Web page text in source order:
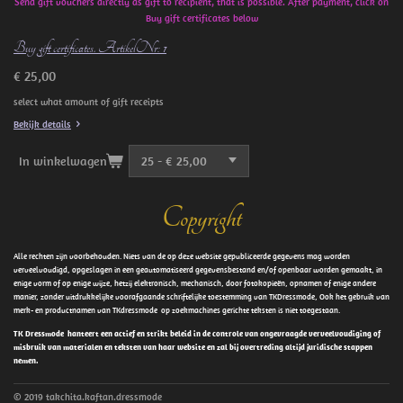
Buy gift certificates below
Buy gift certificates. ArtikelNr: 1
€ 25,00
select what amount of gift receipts
Bekijk details
In winkelwagen
Copyright
Alle rechten zijn voorbehouden. Niets van de op deze website gepubliceerde gegevens mag worden
verveelvoudigd, opgeslagen in een geautomatiseerd gegevensbestand en/of openbaar worden gemaakt, in
enige vorm of op enige wijze, hetzij elektronisch, mechanisch, door fotokopieën, opnamen of enige andere
manier, zonder uitdrukkelijke voorafgaande schriftelijke toestemming van TKDressmode, Ook het gebruik van
merk- en productnamen van TKdressmode op zoekmachines gerichte teksten is niet toegestaan.
TK Dressmode hanteert een actief en strikt beleid in de controle van ongevraagde verveelvoudiging of
misbruik van materialen en teksten van haar website en zal bij overtreding altijd juridische stappen
nemen.
© 2019 takchita.kaftan.dressmode